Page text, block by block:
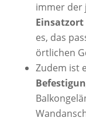
immer der
Einsatzort
es, das
örtlichen
Zudem ist